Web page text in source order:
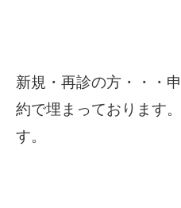
新規・再診の方・・・
約で埋まっております
す。